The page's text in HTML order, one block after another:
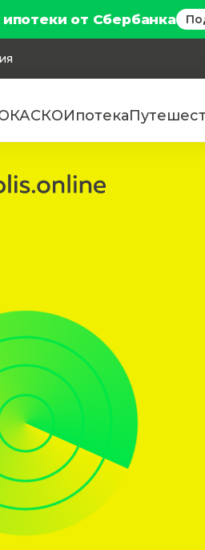
от Сбербанка
КАСКОИпотека